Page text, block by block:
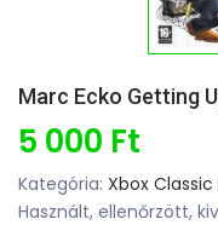
Marc Ecko Getting
5 000 Ft
Kategória: Xbox Classic
Használt, ellenőrzött,